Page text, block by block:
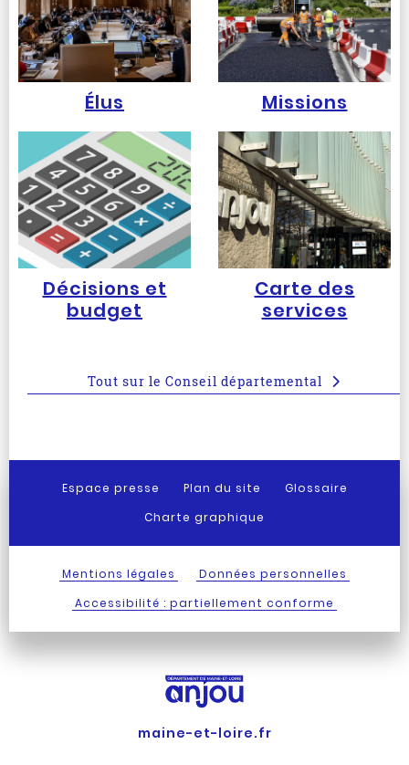
Élus Missions
Décisions et
budget
Carte des
services
Tout sur le Conseil départemental
Espace presse Plan du site
Glossaire
Charte graphique
Mentions légales
Données personnelles
Accessibilité : partiellement conforme
maine-et-loire.fr